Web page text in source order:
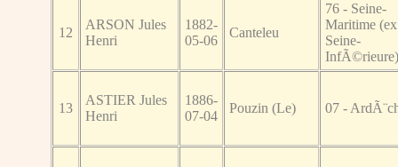
12
ARSON Jules
Henri
1882-
05-06
Canteleu
76 - Seine-
Maritime (ex
Seine-
InfÃ©rieure)
13
ASTIER Jules
Henri
1886-
07-04
Pouzin (Le) 07 -